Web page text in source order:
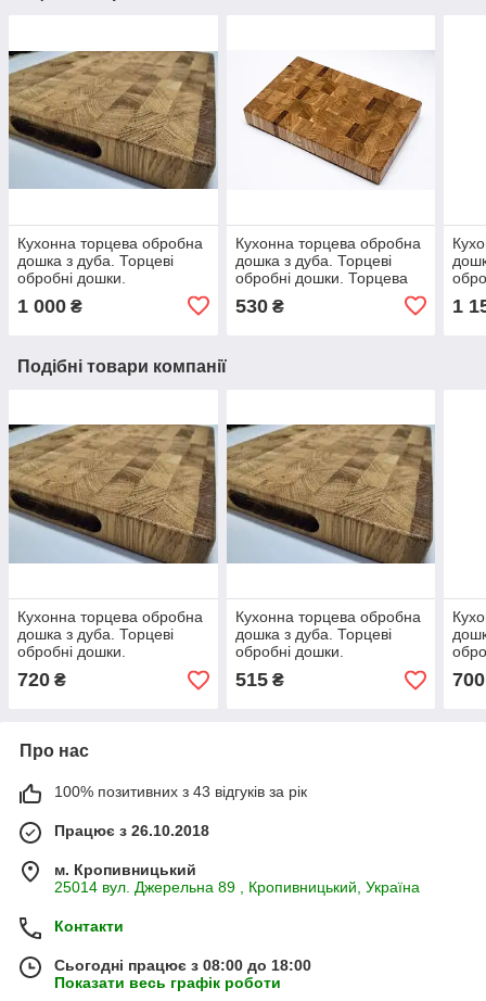
Кухонна торцева обробна
дошка з дуба. Торцеві
обробні дошки.
1 000 ₴
Кухонна торцева обробна
дошка з дуба. Торцеві
обробні дошки. Торцева
530₴ 1
Подібні товари компанії
Кухонна торцева обробна
дошка з дуба. Торцеві
обробні дошки.
320*250*40
720 ₴
Кухонна торцева обробна
дошка з дуба. Торцеві
обробні дошки.
280*205*40
515₴ 700
Про нас
100% позитивних з 43 відгуків за рік
Працює з 26.10.2018
м. Кропивницький
25014 вул. Джерельна 89 , Кропивницький, Україна
Контакти
Сьогодні працює з 08:00 до 18:00
Показати весь графік роботи